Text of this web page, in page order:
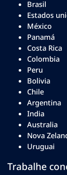
Brasil
Estados
México
Panamá
Costa Rica
Colombia
Peru
Bolivia
Chile
Argentina
India
Australia
Nova
Uruguai
Trabalhe